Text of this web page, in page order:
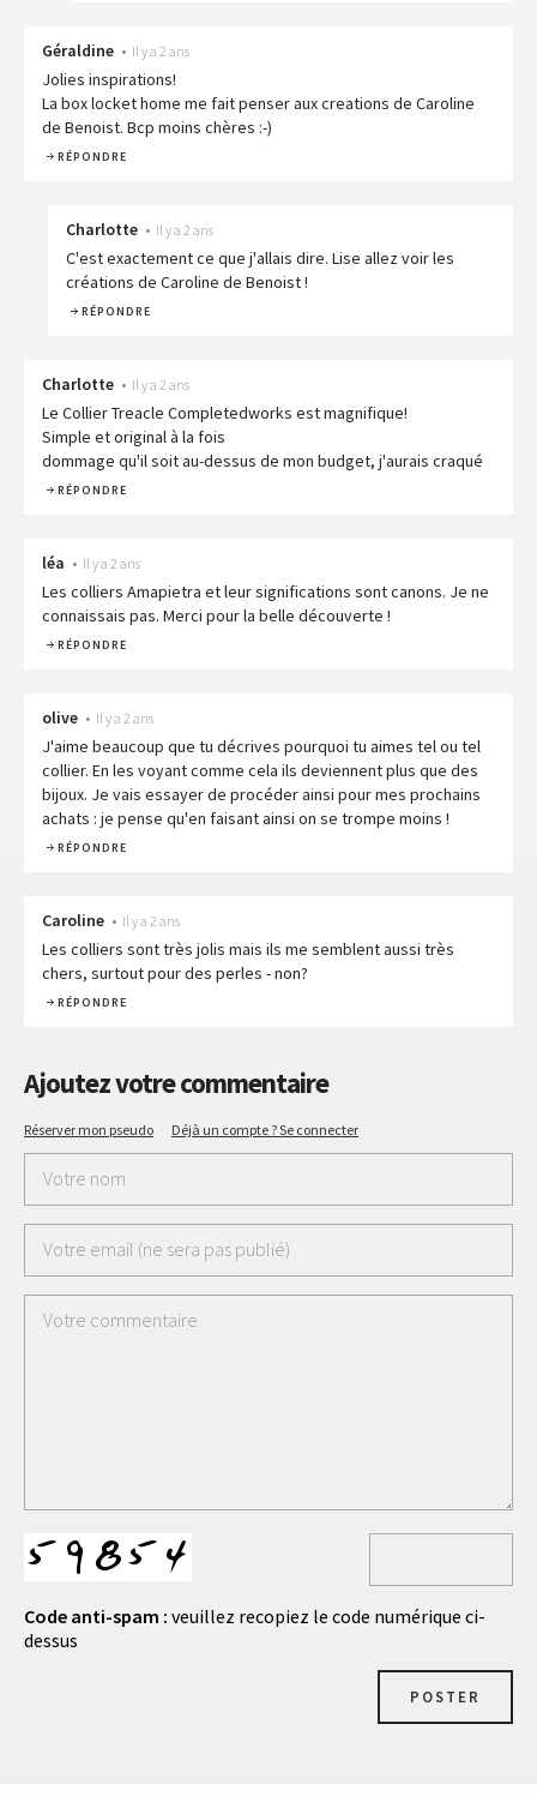
Géraldine • Il y a 2 ans
Jolies inspirations!
La box locket home me fait penser aux creations de Caroline
de Benoist. Bcp moins chères :-)
RÉPONDRE
Charlotte • Il y a 2 ans
C'est exactement ce que j'allais dire. Lise allez voir les
créations de Caroline de Benoist !
RÉPONDRE
Charlotte • Il y a 2 ans
Le Collier Treacle Completedworks est magnifique!
Simple et original à la fois
dommage qu'il soit au-dessus de mon budget, j'aurais craqué
RÉPONDRE
léa • Il y a 2 ans
Les colliers Amapietra et leur significations sont canons. Je ne
connaissais pas. Merci pour la belle découverte !
RÉPONDRE
olive • Il y a 2 ans
J'aime beaucoup que tu décrives pourquoi tu aimes tel ou tel
collier. En les voyant comme cela ils deviennent plus que des
bijoux. Je vais essayer de procéder ainsi pour mes prochains
achats : je pense qu'en faisant ainsi on se trompe moins !
RÉPONDRE
Caroline • Il y a 2 ans
Les colliers sont très jolis mais ils me semblent aussi très
chers, surtout pour des perles - non?
RÉPONDRE
Ajoutez votre commentaire
Réserver mon pseudo · Déjà un compte ? Se connecter
Code anti-spam : veuillez recopiez le code numérique ci-
dessus
POSTER